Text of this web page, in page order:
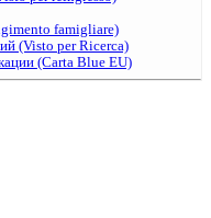
famigliare)
(Visto per Ricerca)
(Carta Blue EU)